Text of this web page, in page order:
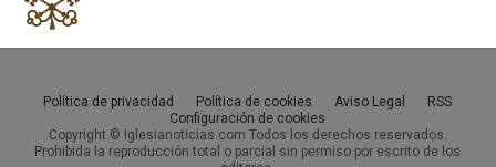
Política de privacidad Política de cookies Aviso Legal
RSS
Configuración de cookies
Copyright © Iglesianoticias.com Todos los derechos reservados.
Prohibida la reproducción total o parcial sin permiso por escrito de los